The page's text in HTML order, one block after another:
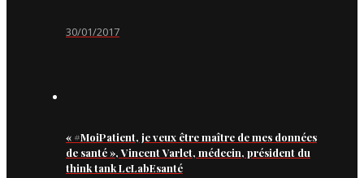
30/01/2017
« #MoiPatient, je veux être maître de mes données
de santé », Vincent Varlet, médecin, président du
think tank LeLabEsanté